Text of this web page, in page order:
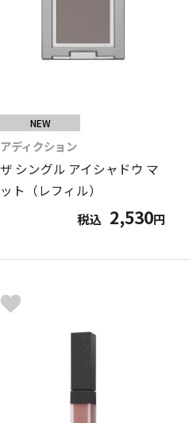
NEW
アディクション
ザ シングル アイシャドウ マ
ット（レフィル）
税込 2,530円